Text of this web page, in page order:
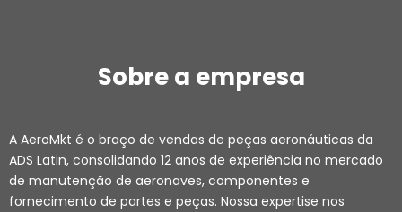
Sobre a empresa
A AeroMkt é o braço de vendas de peças aeronáuticas da
ADS Latin, consolidando 12 anos de experiência no mercado
de manutenção de aeronaves, componentes e
fornecimento de partes e peças. Nossa expertise nos